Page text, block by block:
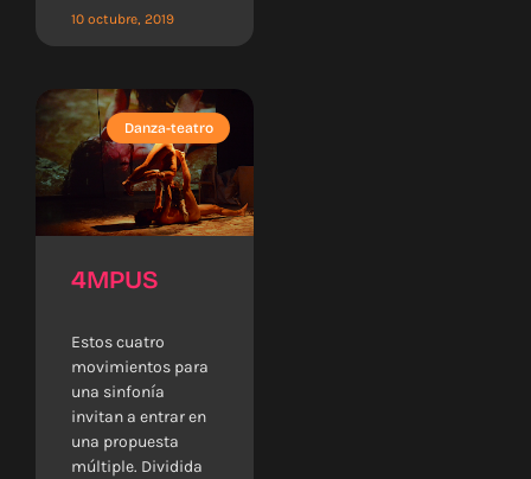
10 octubre, 2019
Danza-teatro
4MPUS
Estos cuatro
movimientos para
una sinfonía
invitan a entrar en
una propuesta
múltiple. Dividida